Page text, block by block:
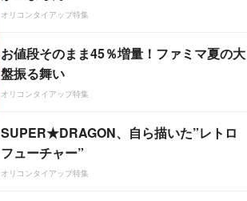
オリコンタイアップ特集
お値段そのまま45％増量！ファミマ夏の大
盤振る舞い
オリコンタイアップ特集
SUPER★DRAGON、自ら描いた”レトロ
フューチャー”
オリコンタイアップ特集